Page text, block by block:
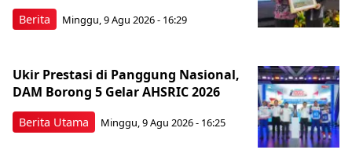
Berita Minggu, 9 Agu 2026 - 16:29
Berita Utama
Ukir Prestasi di Panggung Nasional,
DAM Borong 5 Gelar AHSRIC 2026
Minggu, 9 Agu 2026 - 16:25